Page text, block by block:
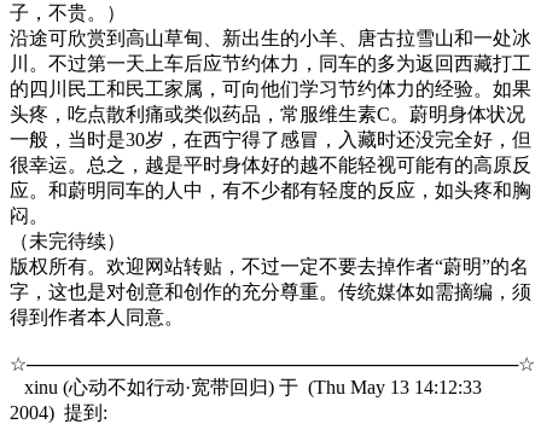
子，不贵。）
沿途可欣赏到高山草甸、新出生的小羊、唐古拉雪山和一处冰
川。不过第一天上车后应节约体力，同车的多为返回西藏打工
的四川民工和民工家属，可向他们学习节约体力的经验。如果
头疼，吃点散利痛或类似药品，常服维生素C。蔚明身体状况
一般，当时是30岁，在西宁得了感冒，入藏时还没完全好，但
很幸运。总之，越是平时身体好的越不能轻视可能有的高原反
应。和蔚明同车的人中，有不少都有轻度的反应，如头疼和胸
闷。
（未完待续）
版权所有。欢迎网站转贴，不过一定不要去掉作者“蔚明”的名
字，这也是对创意和创作的充分尊重。传统媒体如需摘编，须
得到作者本人同意。
☆─────────────────────────────────────☆
xinu (心动不如行动·宽带回归) 于 (Thu May 13 14:12:33
2004) 提到: